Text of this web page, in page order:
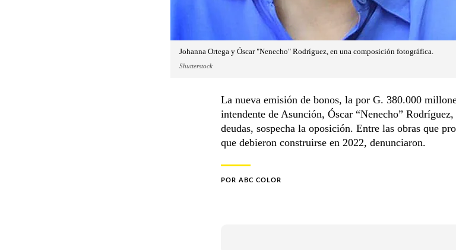
Johanna Ortega y Óscar "Nenecho" Rodríguez, en una composición fotográfica.
Shutterstock
La nueva emisión de bonos, la por G. 380.000
intendente de Asunción, Óscar “Nenecho”
deudas, sospecha la oposición. Entre las obras que
que debieron construirse en 2022, denunciaron.
POR ABC COLOR